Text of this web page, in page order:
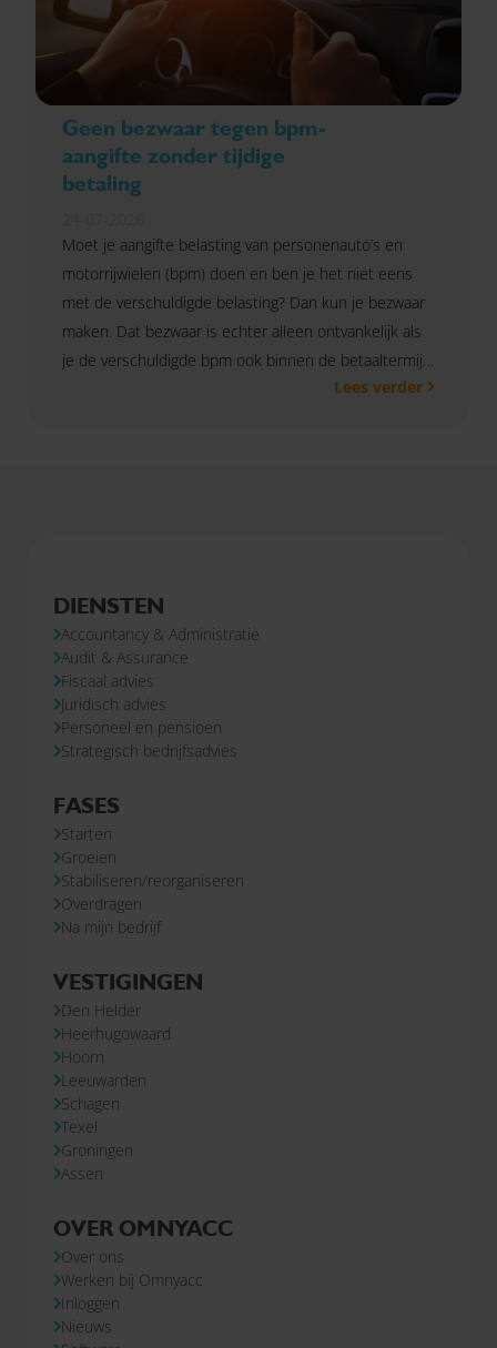
Geen bezwaar tegen bpm-
aangifte zonder tijdige
betaling
Moet je aangifte belasting van personenauto’s en
motorrijwielen (bpm) doen en ben je het niet eens
met de verschuldigde belasting? Dan kun je bezwaar
maken. Dat bezwaar is echter alleen ontvankelijk als
je de verschuldigde bpm ook binnen de betaaltermijn
voldoet. Dat bevestigde de Hoge Raad in een zaak
Lees verder
DIENSTEN
Accountancy & Administratie
Audit & Assurance
Fiscaal advies
Juridisch advies
Personeel en pensioen
Strategisch bedrijfsadvies
FASES
Starten
Groeien
Stabiliseren/reorganiseren
Overdragen
Na mijn bedrijf
VESTIGINGEN
Den Helder
Heerhugowaard
Hoorn
Leeuwarden
Schagen
Texel
Groningen
Assen
OVER OMNYACC
Over ons
Werken bij Omnyacc
Inloggen
Nieuws